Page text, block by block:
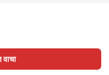
वाचा
लेख साइन इन